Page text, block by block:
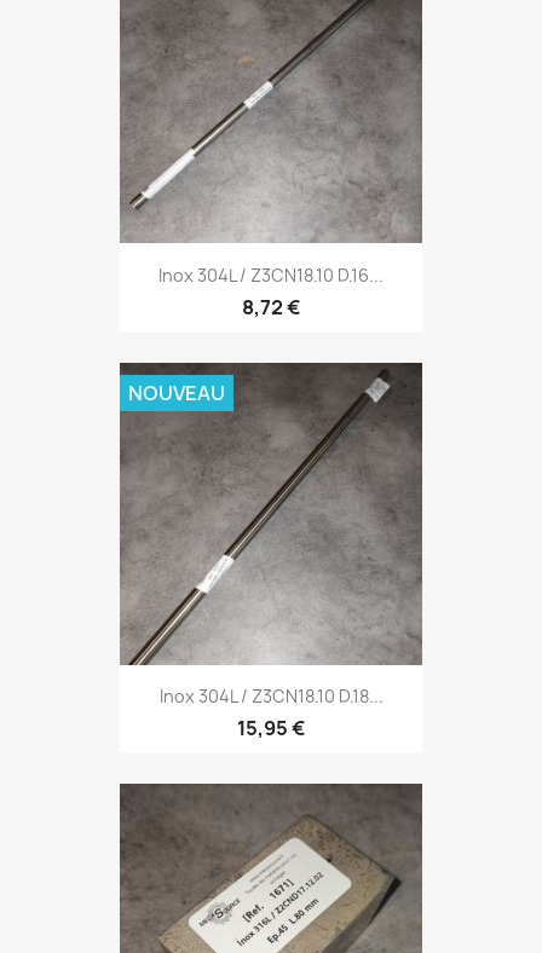
Inox 304L / Z3CN18.10 D.16...
8,72 €
Inox 304L / Z3CN18.10 D.18...
15,95 €
NOUVEAU